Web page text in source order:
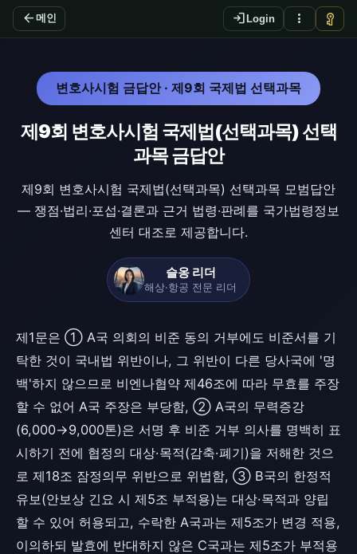
arrow_back 메인 login Login more_vert vpn_key
변호사시험 금답안 · 제9회 국제법 선택과목
제9회 변호사시험 국제법(선택과목) 선택
과목 금답안
제9회 변호사시험 국제법(선택과목) 선택과목 모범답안
— 쟁점·법리·포섭·결론과 근거 법령·판례를 국가법령정보
센터 대조로 제공합니다.
슬옹 리더
해상·항공 전문 리더
제1문은 ① A국 의회의 비준 동의 거부에도 비준서를 기
탁한 것이 국내법 위반이나, 그 위반이 다른 당사국에 '명
백'하지 않으므로 비엔나협약 제46조에 따라 무효를 주장
할 수 없어 A국 주장은 부당함, ② A국의 무력증강
(6,000→9,000톤)은 서명 후 비준 거부 의사를 명백히 표
시하기 전에 협정의 대상·목적(감축·폐기)을 저해한 것으
로 제18조 잠정의무 위반으로 위법함, ③ B국의 한정적
유보(안보상 긴요 시 제5조 부적용)는 대상·목적과 양립
할 수 있어 허용되고, 수락한 A국과는 제5조가 변경 적용,
이의하되 발효에 반대하지 않은 C국과는 제5조가 부적용